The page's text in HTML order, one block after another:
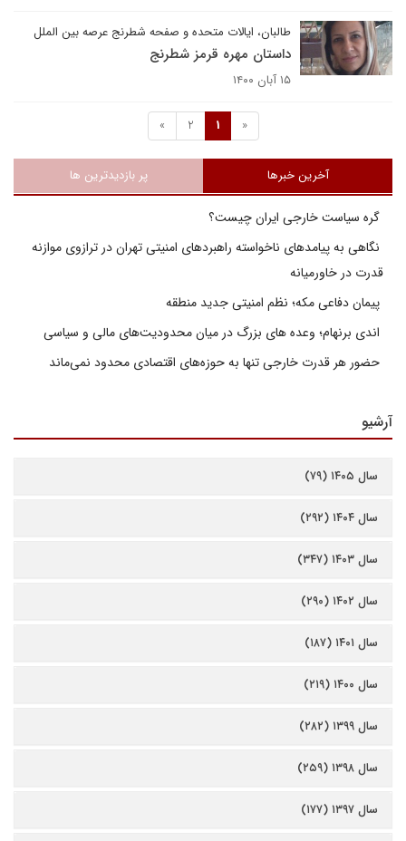
طالبان، ایالات متحده و صفحه شطرنج عرصه بین الملل
داستان مهره قرمز شطرنج
۱۵ آبان ۱۴۰۰
«
1
2
»
آخرین خبرها پر بازدیدترین ها
گره سیاست خارجی ایران چیست؟
نگاهی به پیامدهای ناخواسته راهبردهای امنیتی تهران در ترازوی موازنه
قدرت در خاورمیانه
پیمان دفاعی مکه؛ نظم امنیتی جدید منطقه
اندی برنهام؛ وعده های بزرگ در میان محدودیت‌های مالی و سیاسی
حضور هر قدرت خارجی تنها به حوزه‌های اقتصادی محدود نمی‌ماند
آرشیو
سال ۱۴۰۵ (۷۹)
سال ۱۴۰۴ (۲۹۲)
سال ۱۴۰۳ (۳۴۷)
سال ۱۴۰۲ (۲۹۰)
سال ۱۴۰۱ (۱۸۷)
سال ۱۴۰۰ (۲۱۹)
سال ۱۳۹۹ (۲۸۲)
سال ۱۳۹۸ (۲۵۹)
سال ۱۳۹۷ (۱۷۷)